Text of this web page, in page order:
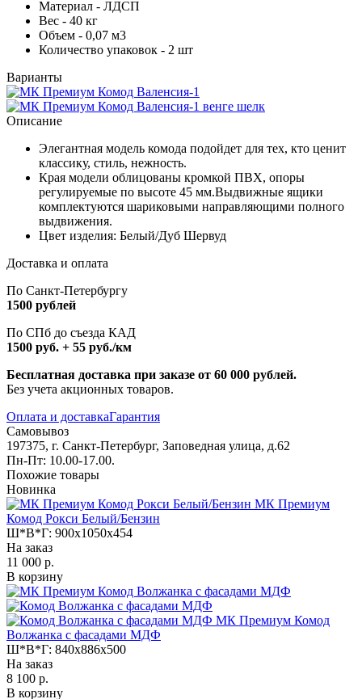
Материал - ЛДСП
Вес - 40 кг
Объем - 0,07 м3
Количество упаковок - 2 шт
Варианты
Описание
Элегантная модель комода подойдет для тех, кто ценит
классику, стиль, нежность.
Края модели облицованы кромкой ПВХ, опоры
регулируемые по высоте 45 мм.Выдвижные ящики
комплектуются шариковыми направляющими полного
выдвижения.
Цвет изделия: Белый/Дуб Шервуд
Доставка и оплата
По Санкт-Петербургу
1500 рублей
По СПб до съезда КАД
1500 руб. + 55 руб./км
Бесплатная доставка при заказе от 60 000 рублей.
Без учета акционных товаров.
Оплата и доставкаГарантия
Самовывоз
197375, г. Санкт-Петербург, Заповедная улица, д.62
Пн-Пт: 10.00-17.00.
Похожие товары
Новинка
МК Премиум
Комод Рокси Белый/Бензин
Ш*В*Г: 900x1050x454
На заказ
11 000 р.
В корзину
МК Премиум Комод
Волжанка с фасадами МДФ
Ш*В*Г: 840x886x500
На заказ
8 100 р.
В корзину